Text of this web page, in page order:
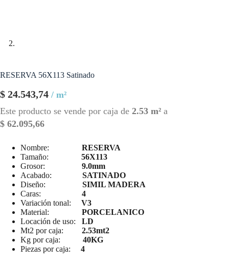
RESERVA 56X113 Satinado
$ 24.543,74 / m²
Este producto se vende por caja de 2.53 m² a
$ 62.095,66
Nombre: RESERVA
Tamaño: 56X113
Grosor: 9.0mm
Acabado: SATINADO
Diseño: SIMIL MADERA
Caras: 4
Variación tonal: V3
Material: PORCELANICO
Locación de uso: LD
Mt2 por caja: 2.53mt2
Kg por caja: 40KG
Piezas por caja: 4